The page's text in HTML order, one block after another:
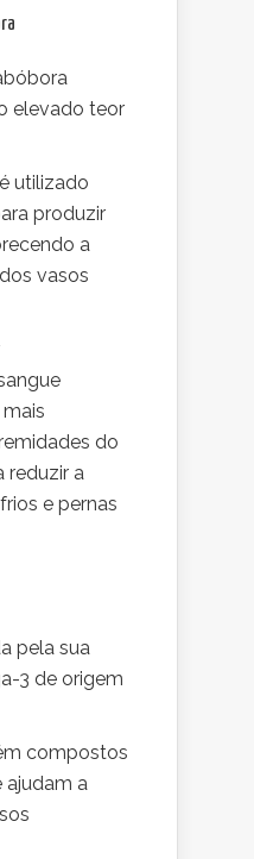
elevado teor
utilizado
produzir
a
vasos
do
reduzir a
e pernas
pela sua
3 de origem
compostos
ajudam a